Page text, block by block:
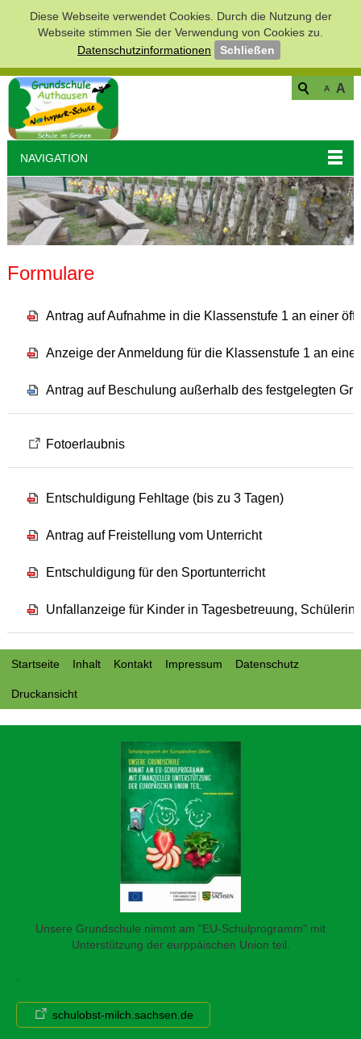
Diese Webseite verwendet Cookies. Durch die Nutzung der
Webseite stimmen Sie der Verwendung von Cookies zu.
Datenschutzinformationen
Schließen
A A
NAVIGATION
Formulare
Antrag auf Aufnahme in die Klassenstufe 1 an einer
Anzeige der Anmeldung für die Klassenstufe 1 an
Antrag auf Beschulung außerhalb des festgelegten
Fotoerlaubnis
Entschuldigung Fehltage (bis zu 3 Tagen)
Antrag auf Freistellung vom Unterricht
Entschuldigung für den Sportunterricht
Unfallanzeige für Kinder in Tagesbetreuung,
Startseite Inhalt Kontakt Impressum Datenschutz
Druckansicht
Unsere Grundschule nimmt am "EU-Schulprogramm" mit
Unterstützung der eurppäischen Union teil.
schulobst-milch.sachsen.de